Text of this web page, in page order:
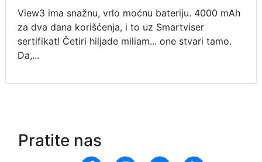
View3 ima snažnu, vrlo moćnu bateriju. 4000 mAh
za dva dana korišćenja, i to uz Smartviser
sertifikat! Četiri hiljade miliam... one stvari tamo.
Da,...
Pratite nas